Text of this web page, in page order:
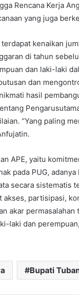
Rencana Kerja
yang juga
kenaikan
di tahun
dan laki-laki
dan
hasil
“Yang paling
APE, yaitu
pada PUG,
secara sistematis
partisipasi,
akar
laki dan
Bupati